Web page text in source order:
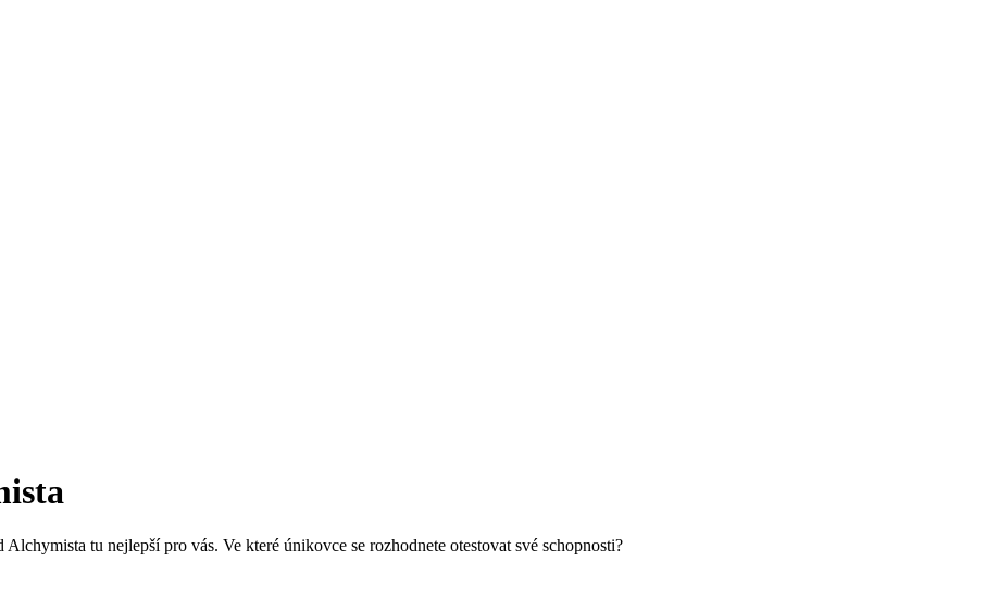
tu nejlepší pro vás. Ve které únikovce se rozhodnete otestovat své schopnosti?